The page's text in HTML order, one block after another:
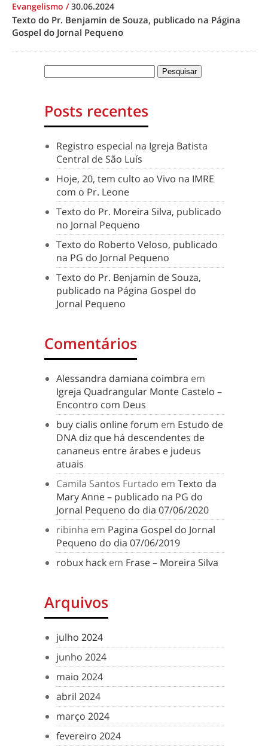
Evangelismo /30.06.2024
Texto do Pr. Benjamin de Souza, publicado na Página
Gospel do Jornal Pequeno
Posts recentes
Registro especial na Igreja Batista
Central de São Luís
Hoje, 20, tem culto ao Vivo na IMRE
com o Pr. Leone
Texto do Pr. Moreira Silva, publicado
no Jornal Pequeno
Texto do Roberto Veloso, publicado
na PG do Jornal Pequeno
Texto do Pr. Benjamin de Souza,
publicado na Página Gospel do
Jornal Pequeno
Comentários
Alessandra damiana coimbra em
Igreja Quadrangular Monte Castelo –
Encontro com Deus
buy cialis online forum em Estudo de
DNA diz que há descendentes de
cananeus entre árabes e judeus
atuais
Camila Santos Furtado em Texto da
Mary Anne – publicado na PG do
Jornal Pequeno do dia 07/06/2020
ribinha em Pagina Gospel do Jornal
Pequeno do dia 07/06/2019
robux hack em Frase – Moreira Silva
Arquivos
julho 2024
junho 2024
maio 2024
abril 2024
março 2024
fevereiro 2024